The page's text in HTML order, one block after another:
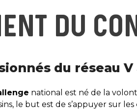
DU
du réseau V
national est né de la
le but est de s’appuyer sur les